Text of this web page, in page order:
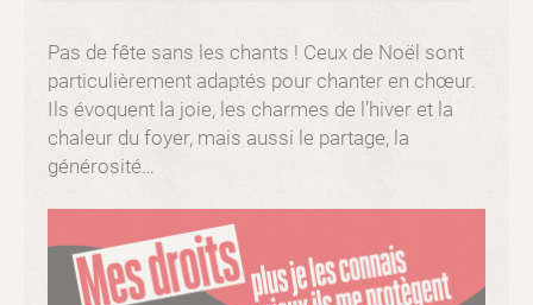
Pas de fête sans les chants ! Ceux de Noël sont
particulièrement adaptés pour chanter en chœur.
Ils évoquent la joie, les charmes de l’hiver et la
chaleur du foyer, mais aussi le partage, la
générosité…